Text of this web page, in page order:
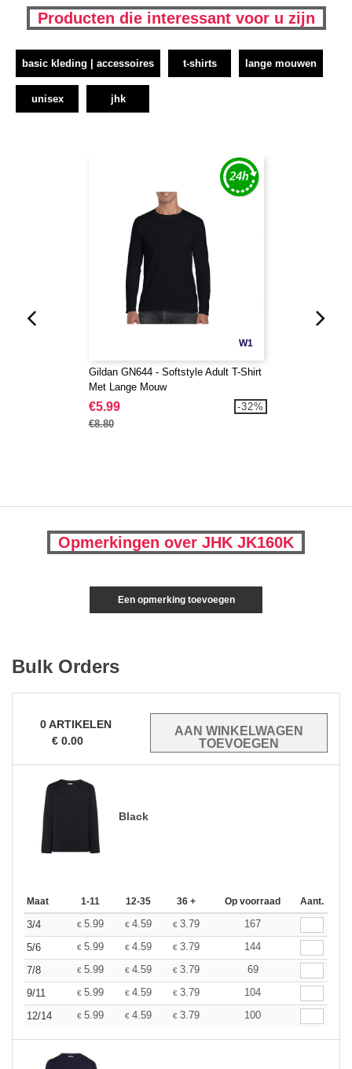
Producten die interessant voor u zijn
basic kleding | accessoires t-shirts lange mouwen
unisex jhk
W1
Gildan GN644 - Softstyle Adult T-Shirt
Met Lange Mouw
€5.99
€8.80
-32%
Opmerkingen over JHK JK160K
Een opmerking toevoegen
Bulk Orders
0ARTIKELEN
€ 0.00
Black
Maat 1-11 12-35 36 + Op voorraad Aant.
3/4 € 5.99 € 4.59 € 3.79
167
5/6
€ 5.99 € 4.59 € 3.79
144
7/8
€ 5.99 € 4.59 € 3.79
69
9/11
€ 5.99 € 4.59 € 3.79
104
12/14
€ 5.99 € 4.59 € 3.79 100